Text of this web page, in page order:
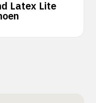
Latex Lite